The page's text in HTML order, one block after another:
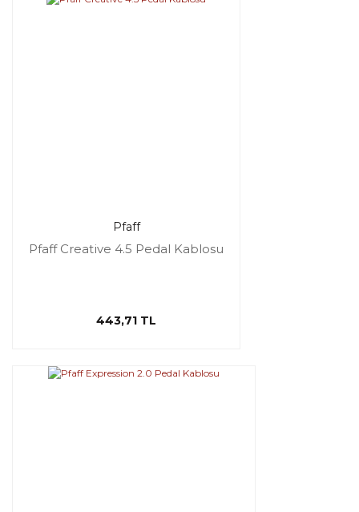
Pfaff
Pfaff Creative 4.5 Pedal Kablosu
443,71 TL